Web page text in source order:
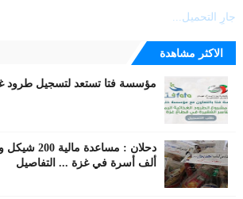
جارٍ التحميل...
الاكثر مشاهدة
مؤسسة فتا تستعد لتسجيل طرود
ألف أسرة في غزة ... التفاصيل